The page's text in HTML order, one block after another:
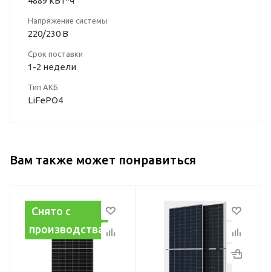
Напряжение системы
220/230 В
Срок поставки
1-2 недели
Тип АКБ
LiFePO4
Вам также может понравиться
Снято с
производства
Модель
Двусторонняя
солнечная панель
Einnova Solarline ESM-
550S PERC
Модель
DEYE SUN-3.6K-
SG01LP1-EU
Тип